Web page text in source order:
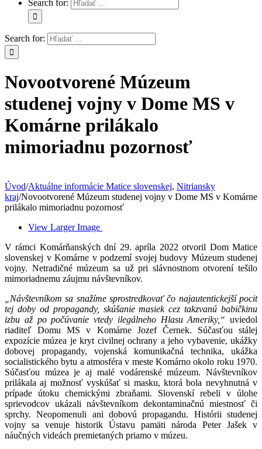
Search for:
Search for:
Novootvorené Múzeum
studenej vojny v Dome MS v
Komárne prilákalo
mimoriadnu pozornosť
Úvod/Aktuálne informácie Matice slovenskej, Nitriansky
kraj/Novootvorené Múzeum studenej vojny v Dome MS v Komárne
prilákalo mimoriadnu pozornosť
View Larger Image
V rámci Komárňanských dní 29. apríla 2022 otvoril Dom Matice
slovenskej v Komárne v podzemí svojej budovy Múzeum studenej
vojny. Netradičné múzeum sa už pri slávnostnom otvorení tešilo
mimoriadnemu záujmu návštevníkov.
„Návštevníkom sa snažíme sprostredkovať čo najautentickejší pocit
tej doby od propagandy, skúšanie masiek cez takzvanú babičkinu
izbu až po počúvanie vtedy ilegálneho Hlasu Ameriky,“ uviedol
riaditeľ Domu MS v Komárne Jozef Černek. Súčasťou stálej
expozície múzea je kryt civilnej ochrany a jeho vybavenie, ukážky
dobovej propagandy, vojenská komunikačná technika, ukážka
socialistického bytu a atmosféra v meste Komárno okolo roku 1970.
Súčasťou múzea je aj malé vodárenské múzeum. Návštevníkov
prilákala aj možnosť vyskúšať si masku, ktorá bola nevyhnutná v
prípade útoku chemickými zbraňami. Slovenskí rebeli v úlohe
sprievodcov ukázali návštevníkom dekontaminačnú miestnosť či
sprchy. Neopomenuli ani dobovú propagandu. Histórii studenej
vojny sa venuje historik Ústavu pamäti národa Peter Jašek v
náučných videách premietaných priamo v múzeu.